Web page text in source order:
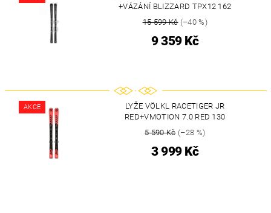
+VÁZÁNÍ BLIZZARD TPX12 162
15 599 Kč(–40 %)
9 359 Kč
AKCE
LYŽE VÖLKL RACETIGER JR
RED+VMOTION 7.0 RED 130
5 590 Kč(–28 %)
3 999 Kč